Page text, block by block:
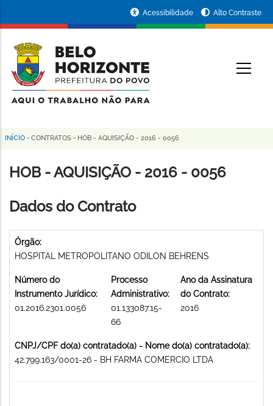
conteúdo
principal
da
Prefeitura
de
Horizonte
Acessibilidade Alto Contraste
Trilha
de
INÍCIO - CONTRATOS - HOB - AQUISIÇÃO - 2016 - 0056
HOB - AQUISIÇÃO - 2016 - 0056
Dados do Contrato
Órgão:
HOSPITAL METROPOLITANO ODILON BEHRENS
Número do
Instrumento Jurídico:
01.2016.2301.0056
Processo
Administrativo:
01.133087.15-
66
Ano da Assinatura
do Contrato:
2016
CNPJ/CPF do(a) contratado(a) - Nome do(a) contratado(a):
42.799.163/0001-26 - BH FARMA COMERCIO LTDA